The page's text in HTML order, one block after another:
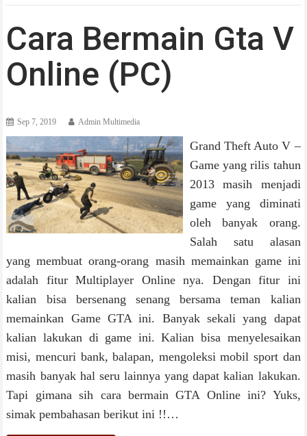
Cara Bermain Gta V
Online (PC)
Sep 7, 2019 Admin Multimedia
Grand Theft Auto V –
Game yang rilis tahun
2013 masih menjadi
game yang diminati
oleh banyak orang.
Salah satu alasan
yang membuat orang-orang masih memainkan game ini
adalah fitur Multiplayer Online nya. Dengan fitur ini
kalian bisa bersenang senang bersama teman kalian
memainkan Game GTA ini. Banyak sekali yang dapat
kalian lakukan di game ini. Kalian bisa menyelesaikan
misi, mencuri bank, balapan, mengoleksi mobil sport dan
masih banyak hal seru lainnya yang dapat kalian lakukan.
Tapi gimana sih cara bermain GTA Online ini? Yuks,
simak pembahasan berikut ini !!…